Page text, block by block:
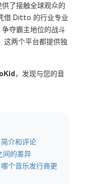
了接触全球观众的
借 Ditto 的行业专业
夺霸主地位的战斗
这两个平台都提供独
，发现与您的音
介和评论
的差异
个音乐发行商更